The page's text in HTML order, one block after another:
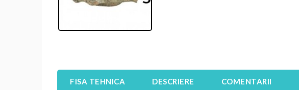
FISA TEHNICA DESCRIERE COMENTARII